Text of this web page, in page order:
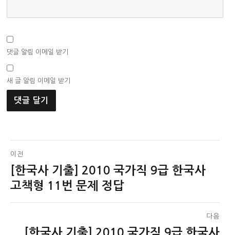
댓글 알림 이메일 받기
새 글 알림 이메일 받기
글
탐
이전
이
전
[한국사 기출] 2010 국가직 9급 한국사
고책형 11번 문제 정답
다음
[한국사 기출] 2010 국가직 9급 한국사